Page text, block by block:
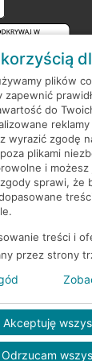
Polska S.A.
plików
do
wyrazić zgodę
plikami
i
sprawi, że
treści i
przez strony
Akceptuję
Odrzucam